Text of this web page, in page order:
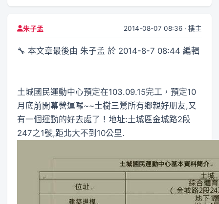
朱子孟 2014-08-07 08:36 · 樓主
🔧 本文章最後由 朱子孟 於 2014-8-7 08:44 編輯
土城國民運動中心預定在103.09.15完工，預定10
月底前開幕營運囉~~土樹三鶯所有鄉親好朋友,又
有一個運動的好去處了！地址:土城區金城路2段
247之1號,距北大不到10公里.